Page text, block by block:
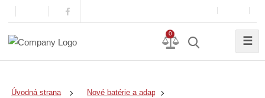
0
☰
Úvodná strana Nové batérie a adaptéry